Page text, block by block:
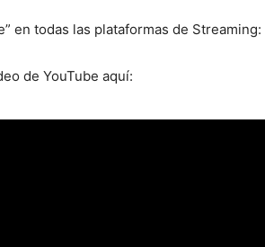
en todas las plataformas de Streaming:
de YouTube aquí: